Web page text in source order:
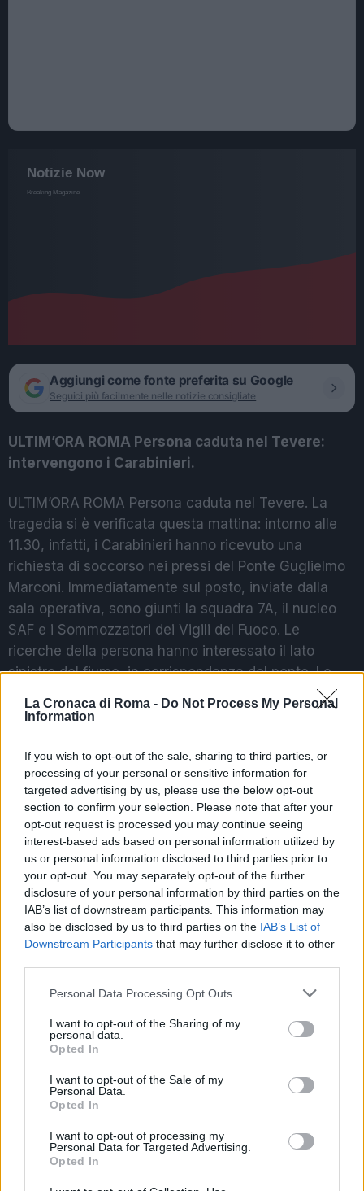
La Cronaca di Roma - Do Not Process My Personal
Information
If you wish to opt-out of the sale, sharing to third parties, or
processing of your personal or sensitive information for
targeted advertising by us, please use the below opt-out
section to confirm your selection. Please note that after your
opt-out request is processed you may continue seeing
interest-based ads based on personal information utilized by
us or personal information disclosed to third parties prior to
your opt-out. You may separately opt-out of the further
disclosure of your personal information by third parties on the
IAB’s list of downstream participants. This information may
also be disclosed by us to third parties on the IAB’s List of
Downstream Participants that may further disclose it to other
Please note that this website/app uses one or more Google
not limited to your visit or usage behaviour. You may click to
grant or deny consent to Google and its third-party tags to
use your data for below specified purposes in below Google
consent section.
Personal Data Processing Opt Outs
I want to opt-out of the Sharing of my
personal data.
Opted In
I want to opt-out of the Sale of my
Personal Data.
Opted In
I want to opt-out of processing my
Personal Data for Targeted Advertising.
Opted In
Aggiungi come fonte preferita su Google
Seguici più facilmente nelle notizie consigliate
ULTIM’ORA ROMA Persona caduta nel Tevere:
intervengono i Carabinieri.
ULTIM’ORA ROMA Persona caduta nel Tevere. La
tragedia si è verificata questa mattina: intorno alle
11.30, infatti, i Carabinieri hanno ricevuto una
richiesta di soccorso nei pressi del Ponte Guglielmo
Marconi. Immediatamente sul posto, inviate dalla
sala operativa, sono giunti la squadra 7A, il nucleo
SAF e i Sommozzatori dei Vigili del Fuoco. Le
ricerche della persona hanno interessato il lato
sinistro del fiume, in corrispondenza del ponte. Le
operazioni di individuazione e ritrovamento sono
tuttora in corso.
Precedente
Salvini vs Raggi:
“Riportiamo
l’orgoglio a Roma”.
La replica della
prima cittadina
Successiva
Incidente sulla
Colombo, si ribalta
un’ambulanza: 4
feriti
POTREBBE INTERESSARTI
Fiumicino, squalo attacca un
5 anni fa
UFFICIALE: il Lazio torna in zona
rossa. Approvato il nuovo